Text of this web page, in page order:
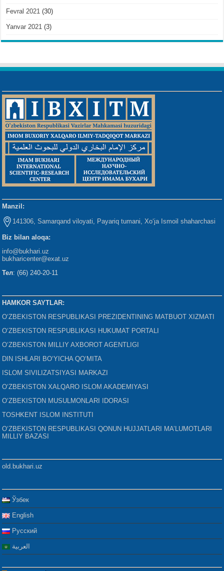
Fevral 2021 (30)
Yanvar 2021 (3)
Manzil:
141306, Samarqand viloyati, Payariq tumani, Xo‘ja Ismoil shaharchasi
Biz bilan aloqa:
info@bukhari.uz
bukharicenter@exat.uz
Тел: (66) 240-20-11
HAMKOR SAYTLAR:
O‘ZBEKISTON RESPUBLIKASI PREZIDENTINING MATBUOT XIZMATI
O‘ZBEKISTON RESPUBLIKASI HUKUMAT PORTALI
O‘ZBEKISTON MILLIY AXBOROT AGENTLIGI
DIN ISHLARI BO‘YICHA QO‘MITA
ISLOM SIVILIZATSIYASI MARKAZI
O‘ZBEKISTON XALQARO ISLOM AKADEMIYASI
O‘ZBEKISTON MUSULMONLARI IDORASI
TOSHKENT ISLOM INSTITUTI
O‘ZBEKISTON RESPUBLIKASI QONUN HUJJATLARI MA’LUMOTLARI
MILLIY BAZASI
old.bukhari.uz
Ўзбек
English
Русский
العربية